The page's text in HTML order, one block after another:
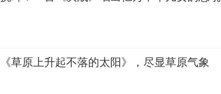
草原上升起不落的太阳》，尽显草原气象